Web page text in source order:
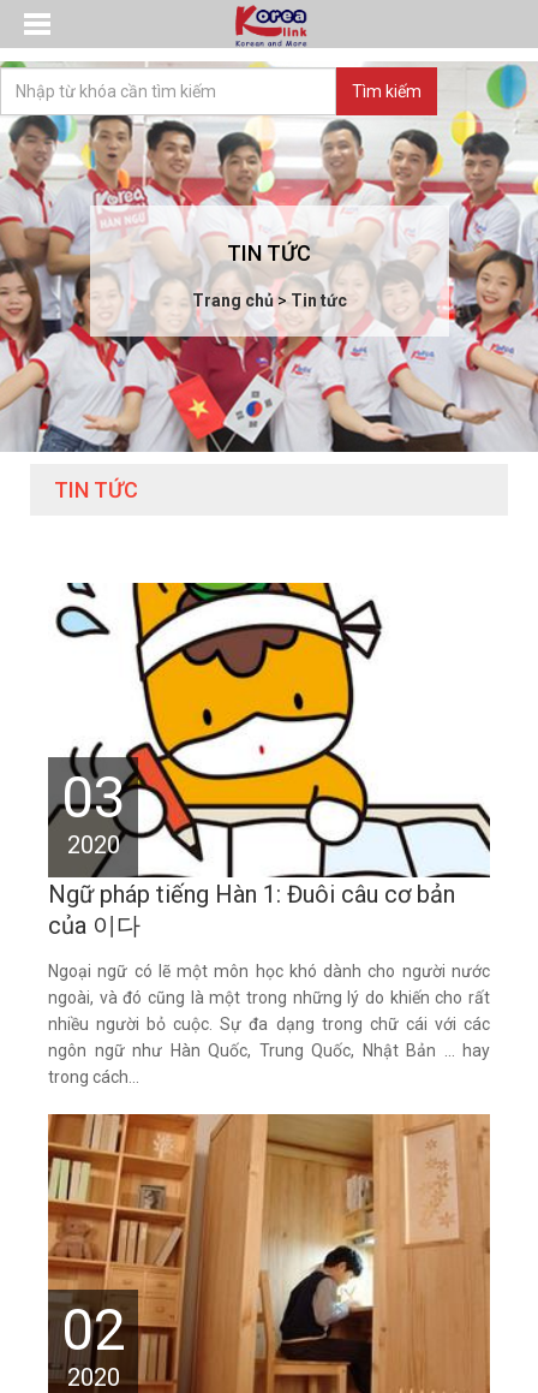
TIN TỨC
Trang chủ>Tin tức
TIN TỨC
03
2020
Ngữ pháp tiếng Hàn 1: Đuôi câu cơ bản
của 이다
Ngoại ngữ có lẽ một môn học khó dành cho người nước
ngoài, và đó cũng là một trong những lý do khiến cho rất
nhiều người bỏ cuộc. Sự đa dạng trong chữ cái với các
ngôn ngữ như Hàn Quốc, Trung Quốc, Nhật Bản ... hay
trong cách...
02
2020